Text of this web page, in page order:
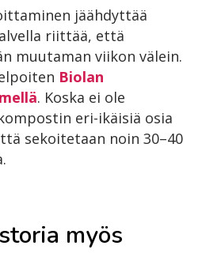
jäähdyttää
riittää, että
muutaman viikon välein.
Biolan
. Koska ei ole
eri-ikäisiä osia
sekoitetaan noin 30–40
myös